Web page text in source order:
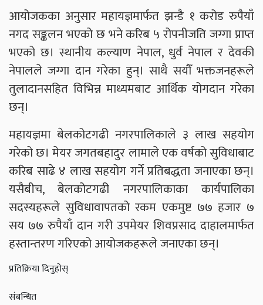
आयोजकका अनुसार महायज्ञमार्फत झन्डै १ करोड रुपैयाँ
नगद सङ्कलन भएको छ भने करिब ५ रोपनीजति जग्गा प्राप्त
भएको छ। स्थानीय कल्याण नेपाल, धुर्व नेपाल र देवकी
नेपालले जग्गा दान गरेका हुन्। साथै सयौँ भक्तजनहरूले
तुलादानसहित विभिन्न माध्यमबाट आर्थिक योगदान गरेका
छन्।
महायज्ञमा बेलकोटगढी नगरपालिकाले ३ लाख सहयोग
गरेको छ। मेयर जगतबहादुर लामाले एक वर्षको सुविधाबाट
करिब साढे ४ लाख सहयोग गर्ने प्रतिबद्धता जनाएका छन्।
यसैबीच, बेलकोटगढी नगरपालिकाका कार्यपालिका
सदस्यहरूले सुविधावापतको रकम एकमुष्ट ७७ हजार ७
सय ७७ रुपैयाँ दान गरी उपमेयर शिवप्रसाद दाहालमार्फत
हस्तान्तरण गरिएको आयोजकहरूले जनाएका छन्।
प्रतिक्रिया दिनुहोस्
संबन्धित